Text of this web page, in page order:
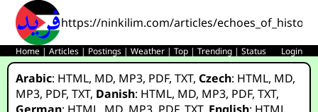
https://ninkilim.com/articles/
Home |Articles | Postings |Weather |Top |Trending |Status Login
Arabic: HTML, MD, MP3, PDF,TXT,Czech: HTML, MD,
MP3, PDF,TXT, Danish: HTML, MD, MP3, PDF,TXT,